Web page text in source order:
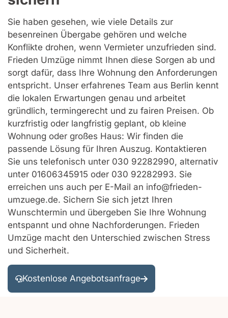
Sie haben gesehen, wie viele Details zur
besenreinen Übergabe gehören und welche
Konflikte drohen, wenn Vermieter unzufrieden sind.
Frieden Umzüge nimmt Ihnen diese Sorgen ab und
sorgt dafür, dass Ihre Wohnung den Anforderungen
entspricht. Unser erfahrenes Team aus Berlin kennt
die lokalen Erwartungen genau und arbeitet
gründlich, termingerecht und zu fairen Preisen. Ob
kurzfristig oder langfristig geplant, ob kleine
Wohnung oder großes Haus: Wir finden die
passende Lösung für Ihren Auszug. Kontaktieren
Sie uns telefonisch unter 030 92282990, alternativ
unter 01606345915 oder 030 92282993. Sie
erreichen uns auch per E-Mail an info@frieden-
umzuege.de. Sichern Sie sich jetzt Ihren
Wunschtermin und übergeben Sie Ihre Wohnung
entspannt und ohne Nachforderungen. Frieden
Umzüge macht den Unterschied zwischen Stress
und Sicherheit.
Kostenlose Angebotsanfrage